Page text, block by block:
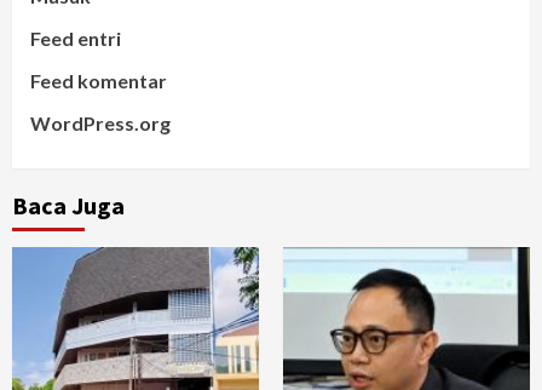
Feed entri
Feed komentar
WordPress.org
Baca Juga